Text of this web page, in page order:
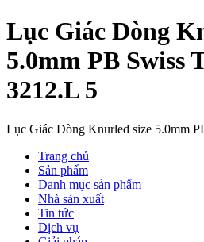
Lục Giác Dòng
5.0mm PB Swiss
3212.L 5
Lục Giác Dòng Knurled size 5.0mm
Trang chủ
Sản phẩm
Danh mục sản phẩm
Nhà sản xuất
Tin tức
Dịch vụ